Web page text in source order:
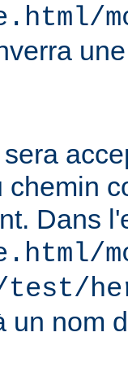
chemin
Dans
un nom